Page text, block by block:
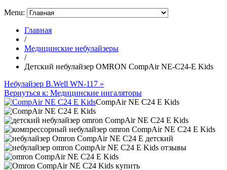
Menu:
Главная
/
Медицинские небулайзеры
/
Детский небулайзер OMRON CompAir NE-C24-E Kids
Небулайзер B.Well WN-117 »
Вернуться к: Медицинские ингаляторы
CompAir NE C24 E Kids